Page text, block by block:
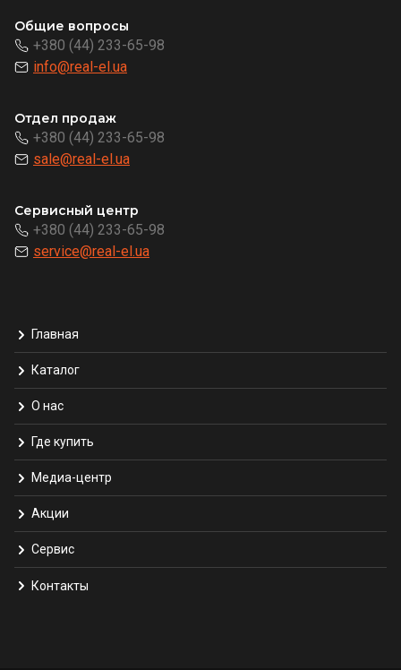
Общие вопросы
+380 (44) 233-65-98
info@real-el.ua
Отдел продаж
+380 (44) 233-65-98
sale@real-el.ua
Сервисный центр
+380 (44) 233-65-98
service@real-el.ua
Главная
Каталог
О нас
Где купить
Медиа-центр
Акции
Сервис
Контакты